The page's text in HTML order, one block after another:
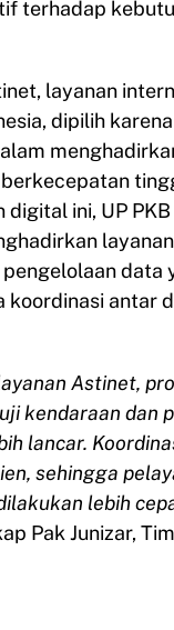
terhadap
layanan
dipilih karena
digital ini, UP
data
koordinasi antar
Astinet,
kendaraan dan
lancar.
sehingga
lebih
Pak Junizar,